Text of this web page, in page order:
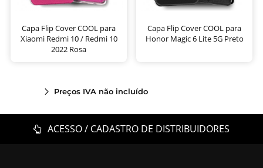
Capa Flip Cover COOL para
Xiaomi Redmi 10 / Redmi 10
2022 Rosa
Capa Flip Cover COOL para
Honor Magic 6 Lite 5G Preto
Preços IVA não incluído
ACESSO / CADASTRO DE DISTRIBUIDORES